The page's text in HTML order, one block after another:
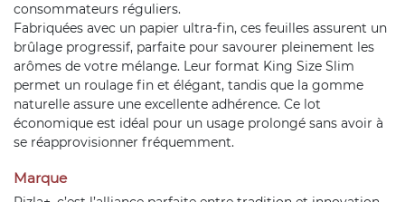
consommateurs réguliers.
Fabriquées avec un papier ultra-fin, ces feuilles assurent un
brûlage progressif, parfaite pour savourer pleinement les
arômes de votre mélange. Leur format King Size Slim
permet un roulage fin et élégant, tandis que la gomme
naturelle assure une excellente adhérence. Ce lot
économique est idéal pour un usage prolongé sans avoir à
se réapprovisionner fréquemment.
Marque